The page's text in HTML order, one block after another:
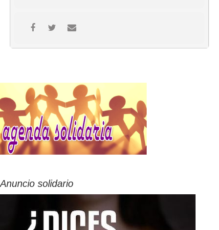
Anuncio solidario